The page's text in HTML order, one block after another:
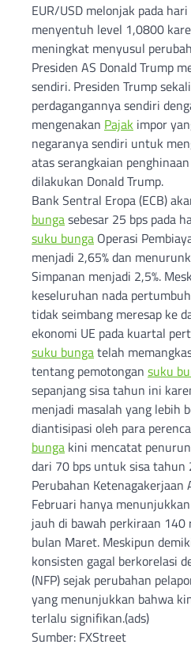
EUR/USD melonjak pada
menyentuh level 1,0800
meningkat menyusul
Presiden AS Donald Trump
sendiri. Presiden Trump
perdagangannya sendiri
mengenakan Pajak impor
negaranya sendiri untuk
atas serangkaian
dilakukan Donald Trump.
Bank Sentral Eropa (ECB)
bungasebesar 25 bps pada
suku bunga Operasi
menjadi 2,65% dan
Simpanan menjadi 2,5%.
keseluruhan nada
tidak seimbang meresap ke
ekonomi UE pada kuartal
suku bungatelah
tentang pemotongan suku
sepanjang sisa tahun ini
menjadi masalah yang lebih
diantisipasi oleh para
bunga kini mencatat
dari 70 bps untuk sisa tahun
Perubahan Ketenagakerjaan
Februari hanya
jauh di bawah perkiraan
bulan Maret. Meskipun
konsisten gagal berkorelasi
(NFP) sejak perubahan
yang menunjukkan bahwa
terlalu signifikan.(ads)
Sumber: FXStreet